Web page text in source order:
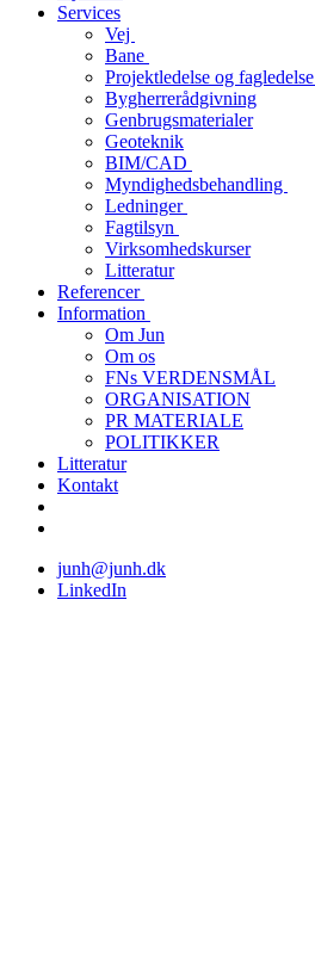
Services
Vej
Bane
Projektledelse og fagledelse
Bygherrerådgivning
Genbrugsmaterialer
Geoteknik
BIM/CAD
Myndighedsbehandling
Ledninger
Fagtilsyn
Virksomhedskurser
Litteratur
Referencer
Information
Om Jun
Om os
FNs VERDENSMÅL
ORGANISATION
PR MATERIALE
POLITIKKER
Litteratur
Kontakt
junh@junh.dk
LinkedIn